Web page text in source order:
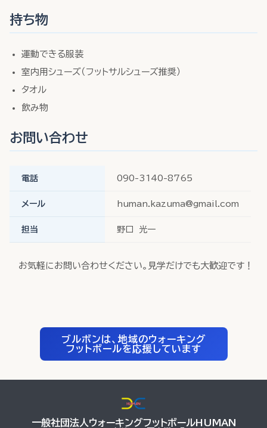
持ち物
運動できる服装
室内用シューズ（フットサルシューズ推奨）
タオル
飲み物
お問い合わせ
電話 090-3140-8765
メール human.kazuma@gmail.com
担当 野口 光一
お気軽にお問い合わせください。見学だけでも大歓迎です！
ブルボンは、地域のウォーキング
フットボールを応援しています
一般社団法人ウォーキングフットボールHUMAN